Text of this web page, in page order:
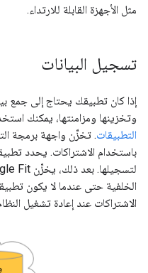
مثل الأجهزة القابلة للارتداء.
تسجيل البيانات
إذا كان تطبيقك يحتاج إلى جمع
وتخزينها ومزامنتها، يمكنك
التطبيقات. تخزِّن واجهة برمجة
باستخدام الاشتراكات. يحدد
الخلفية حتى عندما لا يكون
الاشتراكات عند إعادة تشغيل